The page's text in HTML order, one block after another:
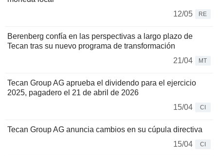
12/05
RE
Berenberg confía en las perspectivas a largo plazo de
Tecan tras su nuevo programa de transformación
21/04
MT
Tecan Group AG aprueba el dividendo para el ejercicio
2025, pagadero el 21 de abril de 2026
15/04
CI
Tecan Group AG anuncia cambios en su cúpula directiva
15/04
CI